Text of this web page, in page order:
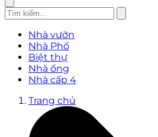
Nhà vườn
Nhà Phố
Biệt thự
Nhà ống
Nhà cấp 4
Trang chủ